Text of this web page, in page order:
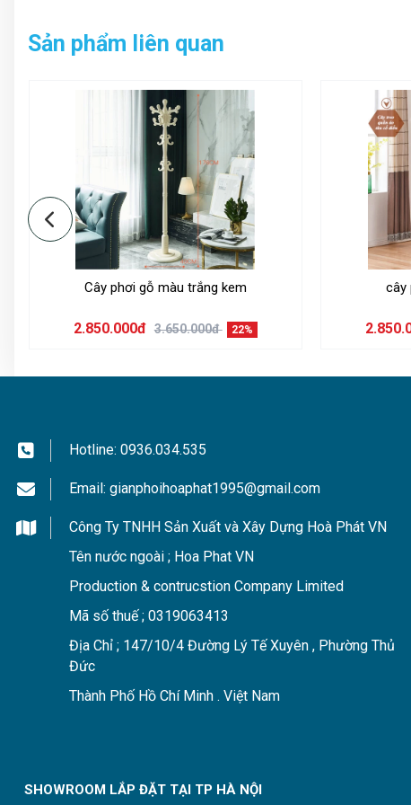
Phụ kiện đi kèm:
Sản phẩm liên quan
Cây phơi gỗ màu trắng kem
2.850.000đ 3.650.000đ 22%
cây
Hotline: 0936.034.535
Email: gianphoihoaphat1995@gmail.com
Công Ty TNHH Sản Xuất và Xây Dựng Hoà Phát VN
Tên nước ngoài ; Hoa Phat VN
Production & contrucstion Company Limited
Mã số thuế ; 0319063413
Địa Chỉ ; 147/10/4 Đường Lý Tế Xuyên , Phường Thủ
Đức
Thành Phố Hồ Chí Minh . Việt Nam
SHOWROOM LẮP ĐẶT TẠI TP HÀ NỘI